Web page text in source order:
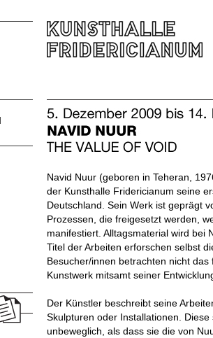
Navid Nuur (geboren in Teheran,
der Kunsthalle Fridericianum seine
Deutschland. Sein Werk ist geprägt
Prozessen, die freigesetzt werden,
manifestiert. Alltagsmaterial wird bei
Titel der Arbeiten erforschen selbst
Besucher/innen betrachten nicht
Kunstwerk mitsamt seiner
Der Künstler beschreibt seine
Skulpturen oder Installationen.
unbeweglich, als dass sie die von